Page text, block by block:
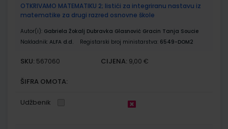
OTKRIVAMO MATEMATIKU 2; listići za integriranu nastavu iz
matematike za drugi razred osnovne škole
Autor(i): Gabriela Žokalj Dubravka Glasnović Gracin Tanja Soucie
Nakladnik: ALFA d.d. Registarski broj ministarstva: 6549-DOM2
SKU: 567060 CIJENA: 9,00 €
ŠIFRA OMOTA:
Udžbenik